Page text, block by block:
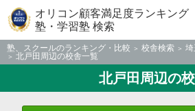
オリコン顧客満足度ランキング
塾・学習塾 検索
塾、スクールのランキング・比較 校舎検索
北戸田周辺の校舎一覧
北戸田周辺の